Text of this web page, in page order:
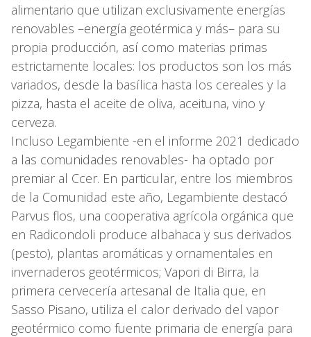
alimentario que utilizan exclusivamente energías
renovables –energía geotérmica y más– para su
propia producción, así como materias primas
estrictamente locales: los productos son los más
variados, desde la basílica hasta los cereales y la
pizza, hasta el aceite de oliva, aceituna, vino y
cerveza.
Incluso Legambiente -en el informe 2021 dedicado
a las comunidades renovables- ha optado por
premiar al Ccer. En particular, entre los miembros
de la Comunidad este año, Legambiente destacó
Parvus flos, una cooperativa agrícola orgánica que
en Radicondoli produce albahaca y sus derivados
(pesto), plantas aromáticas y ornamentales en
invernaderos geotérmicos; Vapori di Birra, la
primera cervecería artesanal de Italia que, en
Sasso Pisano, utiliza el calor derivado del vapor
geotérmico como fuente primaria de energía para